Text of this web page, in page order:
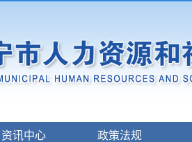
资讯中心 政策法规